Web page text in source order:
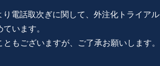
電話取次ぎに関して、外注化トライアル
います。
もございますが、ご了承お願いします。